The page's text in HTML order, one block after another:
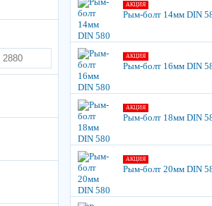
АКЦИЯ
Рым-болт 14мм DIN
АКЦИЯ
Рым-болт 16мм DIN
АКЦИЯ
Рым-болт 18мм DIN
АКЦИЯ
Рым-болт 20мм DIN